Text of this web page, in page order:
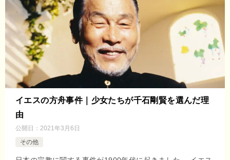
イエスの方舟事件｜少女たちが千石剛賢を選んだ理
由
公開日： 2021年3月6日
その他